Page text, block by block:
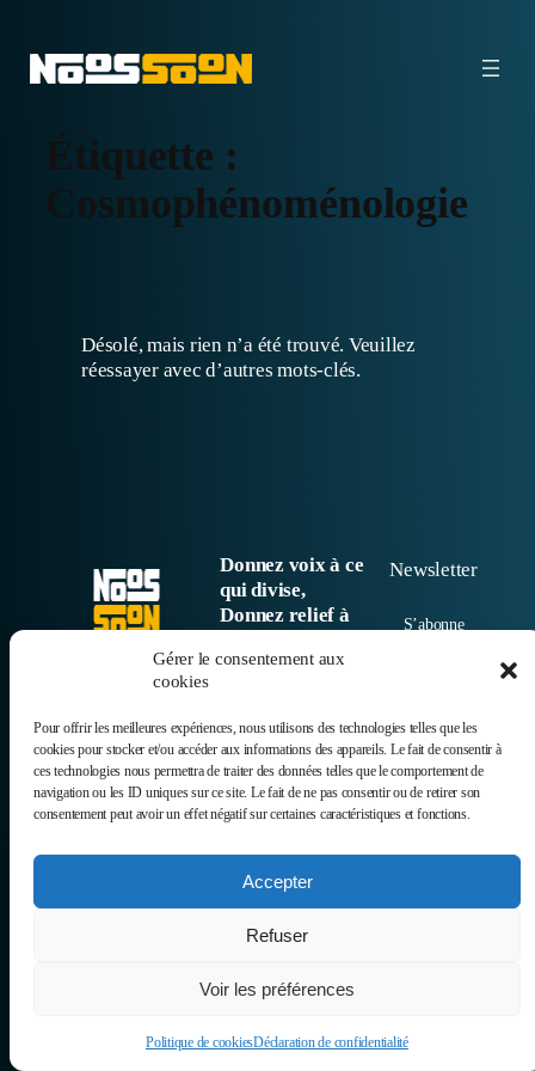
Gérer le consentement aux
cookies
Pour offrir les meilleures expériences, nous utilisons des technologies telles que les
cookies pour stocker et/ou accéder aux informations des appareils. Le fait de consentir à
ces technologies nous permettra de traiter des données telles que le comportement de
navigation ou les ID uniques sur ce site. Le fait de ne pas consentir ou de retirer son
consentement peut avoir un effet négatif sur certaines caractéristiques et fonctions.
Accepter
Refuser
Voir les préférences
Politique de cookiesDéclaration de confidentialité
contenu
Étiquette :
Cosmophénoménologie
Désolé, mais rien n’a été trouvé. Veuillez
réessayer avec d’autres mots-clés.
Donnez voix à ce
qui divise,
Donnez relief à
Newsletter
S’abonne